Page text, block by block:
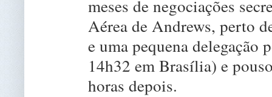
meses de negociações
Aérea de Andrews, perto
e uma pequena
14h32 em Brasília) e
horas depois.